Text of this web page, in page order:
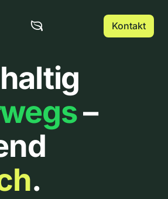
Kontakt
–
.